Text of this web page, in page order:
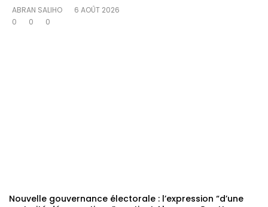
ABRAN SALIHO
6 AOÛT 2026
0
0 0
Nouvelle gouvernance électorale : l’expression “d’une